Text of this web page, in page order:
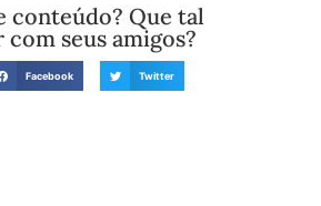
conteúdo? Que tal
seus amigos?
Facebook Twitter